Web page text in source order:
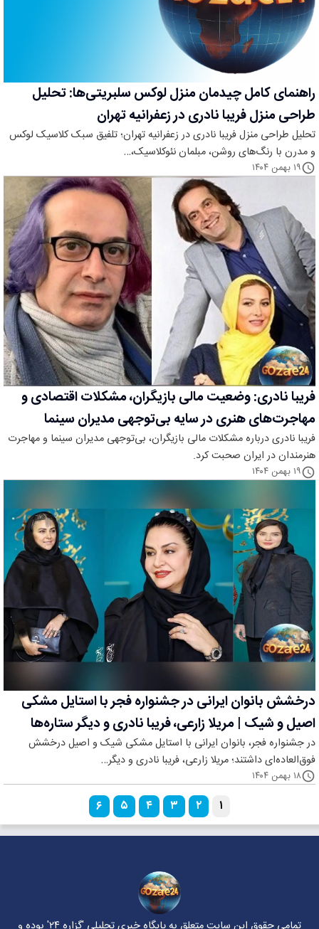
راهنمای کامل چیدمان منزل لوکس سلبریتی‌ها: تحلیل
طراحی منزل فریبا نادری در زعفرانیه تهران
تحلیل طراحی منزل فریبا نادری در زعفرانیه تهران؛ تلفیق سبک کلاسیک لوکس
و مدرن با رنگ‌های روشن، مبلمان نئوکلاسیک،…
۱۹ بهمن ۱۴۰۴
فریبا نادری: وضعیت مالی بازیگران، مشکلات اقتصادی و
مهاجرت‌های هنری در سایه بی‌توجهی مدیران سینما
فریبا نادری درباره مشکلات مالی بازیگران، بی‌توجهی مدیران سینما و مهاجرت
هنرمندان در ایران صحبت کرد.
۱۹ بهمن ۱۴۰۴
درخشش بانوان ایرانی در جشنواره فجر با استایل مشکی
اصیل و شیک | مریلا زارعی، فریبا نادری و دیگر ستاره‌ها
در جشنواره فجر، بانوان ایرانی با استایل مشکی شیک و اصیل درخشش
فوق‌العاده‌ای داشتند؛ مریلا زارعی، فریبا نادری و دیگر…
۱۸ بهمن ۱۴۰۴
۱ ۲ ۳ ۴ ۵ ۶